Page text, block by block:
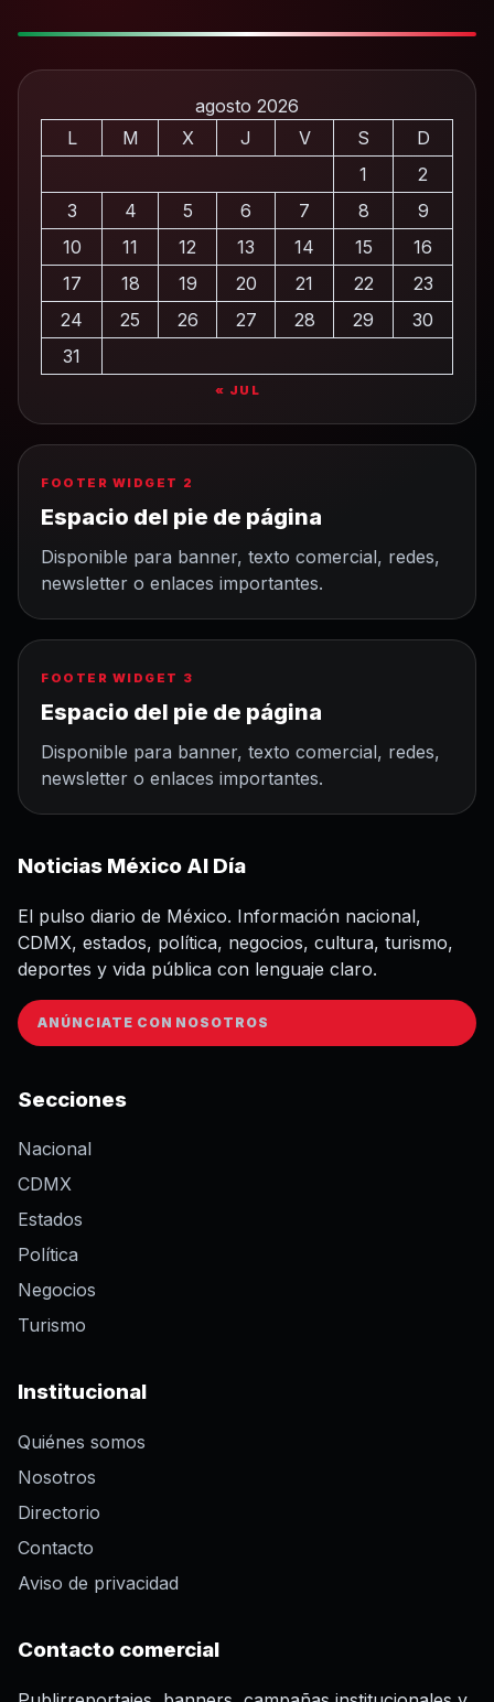
agosto 2026
L
M X J V S
D
1
2
3
4 5 6 7 8
9
10
11 12 13 14 15
16
17
18 19 20 21 22
23
24
25 26 27 28 29
30
31
« JUL
FOOTER WIDGET 2
Espacio del pie de página
Disponible para banner, texto comercial, redes,
newsletter o enlaces importantes.
FOOTER WIDGET 3
Espacio del pie de página
Disponible para banner, texto comercial, redes,
newsletter o enlaces importantes.
Noticias México Al Día
El pulso diario de México. Información nacional,
CDMX, estados, política, negocios, cultura, turismo,
deportes y vida pública con lenguaje claro.
ANÚNCIATE CON NOSOTROS
Secciones
Nacional
CDMX
Estados
Política
Negocios
Turismo
Institucional
Quiénes somos
Nosotros
Directorio
Contacto
Aviso de privacidad
Contacto comercial